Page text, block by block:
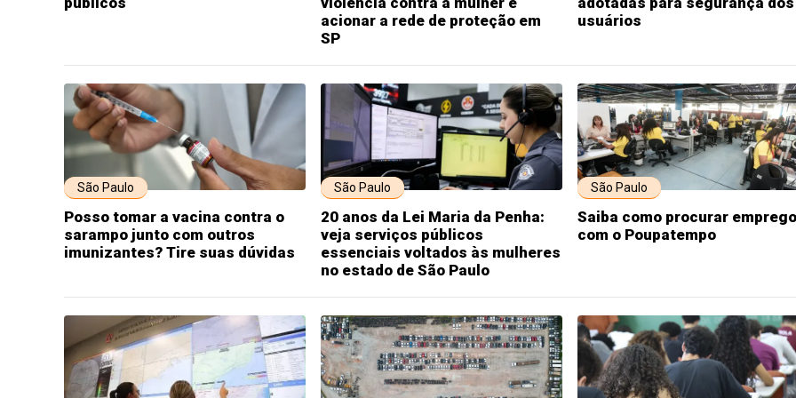
acionar a rede de proteção em
SP
usuários
São Paulo
Posso tomar a vacina contra o
sarampo junto com outros
imunizantes? Tire suas dúvidas
São Paulo
20 anos da Lei Maria da Penha:
veja serviços públicos
essenciais voltados às mulheres
no estado de São Paulo
São Paulo
Saiba como procurar emprego
com o Poupatempo